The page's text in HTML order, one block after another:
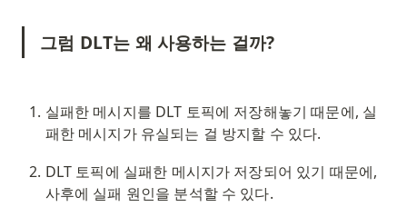
그럼 DLT는 왜 사용하는 걸까?
실패한 메시지를 DLT 토픽에 저장해놓기 때문에, 실
패한 메시지가 유실되는 걸 방지할 수 있다.
DLT 토픽에 실패한 메시지가 저장되어 있기 때문에,
사후에 실패 원인을 분석할 수 있다.